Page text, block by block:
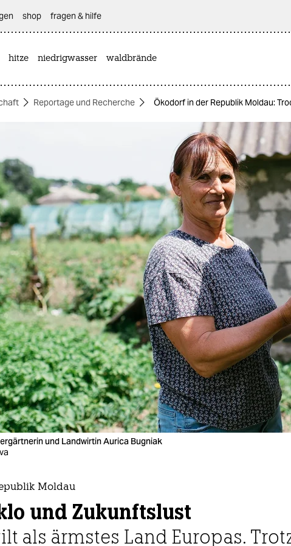
shop fragen & hilfe
hitze niedrigwasser waldbrände
Reportage und Recherche Ökodorf in der Republik Moldau:
und Landwirtin Aurica Bugniak
Moldau
und Zukunftslust
als ärmstes Land Europas.